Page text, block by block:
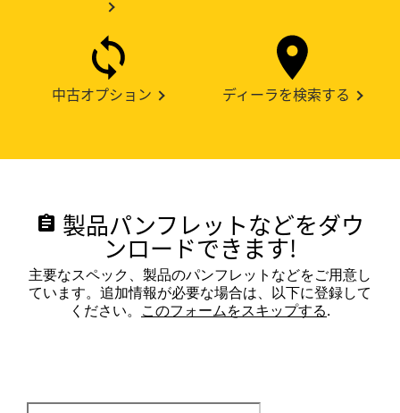
中古オプション ディーラを検索する
assignment 製品パンフレットなどをダウ
ンロードできます!
主要なスペック、製品のパンフレットなどをご用意し
ています。追加情報が必要な場合は、以下に登録して
ください。 このフォームをスキップする.